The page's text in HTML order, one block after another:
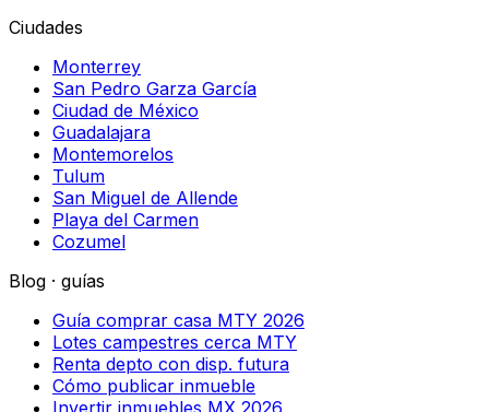
Ciudades
Monterrey
San Pedro Garza García
Ciudad de México
Guadalajara
Montemorelos
Tulum
San Miguel de Allende
Playa del Carmen
Cozumel
Blog · guías
Guía comprar casa MTY 2026
Lotes campestres cerca MTY
Renta depto con disp. futura
Cómo publicar inmueble
Invertir inmuebles MX 2026